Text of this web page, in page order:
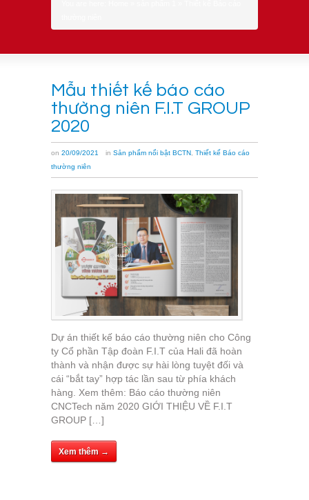
Mẫu thiết kế báo cáo
thường niên F.I.T GROUP
2020
on 20/09/2021 in Sản phẩm nổi bật BCTN, Thiết kế Báo cáo
thường niên
Dự án thiết kế báo cáo thường niên cho Công
ty Cổ phần Tập đoàn F.I.T của Hali đã hoàn
thành và nhận được sự hài lòng tuyệt đối và
cái “bắt tay” hợp tác lần sau từ phía khách
hàng. Xem thêm: Báo cáo thường niên
CNCTech năm 2020 GIỚI THIỆU VỀ F.I.T
GROUP […]
Xem thêm →